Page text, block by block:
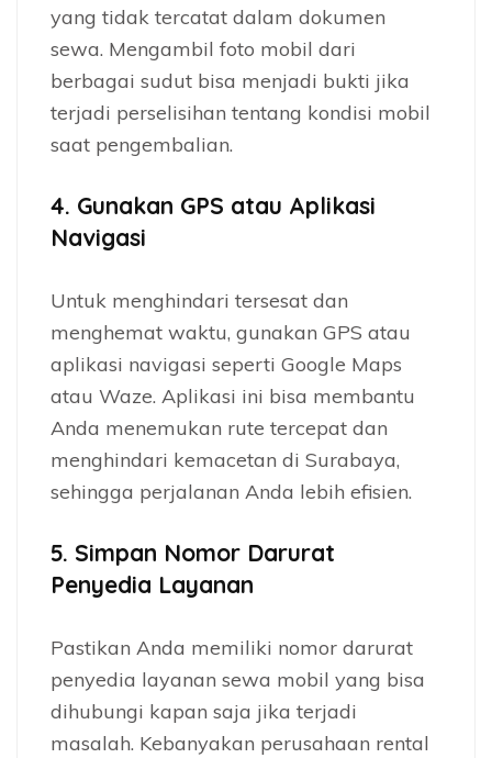
yang tidak tercatat dalam dokumen
sewa. Mengambil foto mobil dari
berbagai sudut bisa menjadi bukti jika
terjadi perselisihan tentang kondisi mobil
saat pengembalian.
4. Gunakan GPS atau Aplikasi
Navigasi
Untuk menghindari tersesat dan
menghemat waktu, gunakan GPS atau
aplikasi navigasi seperti Google Maps
atau Waze. Aplikasi ini bisa membantu
Anda menemukan rute tercepat dan
menghindari kemacetan di Surabaya,
sehingga perjalanan Anda lebih efisien.
5. Simpan Nomor Darurat
Penyedia Layanan
Pastikan Anda memiliki nomor darurat
penyedia layanan sewa mobil yang bisa
dihubungi kapan saja jika terjadi
masalah. Kebanyakan perusahaan rental